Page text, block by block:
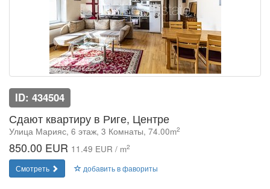
ID: 434504
Сдают квартиру в Риге, Центре
Улица Марияс, 6 этаж, 3 Комнаты, 74.00m2
850.00 EUR 11.49 EUR / m2
Смотреть добавить в фавориты